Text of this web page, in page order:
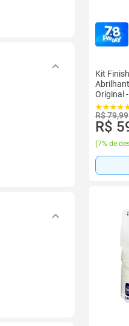
Kit
Original
R$ 79,99
R$
(7% de